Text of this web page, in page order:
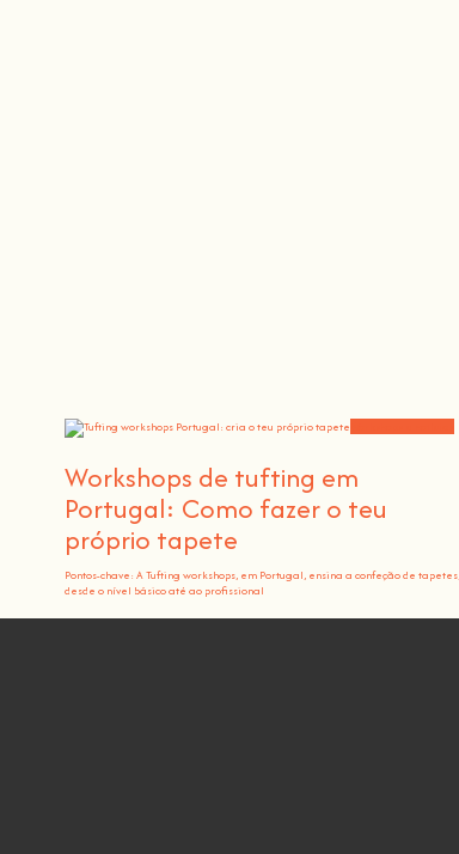
Workshops de tufting em
Portugal: Como fazer o teu
próprio tapete
Pontos-chave: A Tufting workshops, em Portugal, ensina a confeção de tapetes,
desde o nível básico até ao profissional